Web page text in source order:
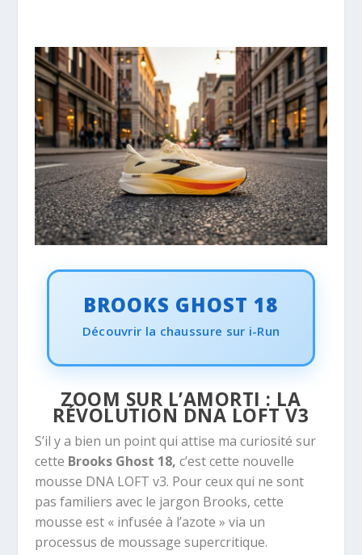
BROOKS GHOST 18
Découvrir la chaussure sur i-Run
ZOOM SUR L’AMORTI : LA
RÉVOLUTION DNA LOFT V3
S’il y a bien un point qui attise ma curiosité sur
cette Brooks Ghost 18, c’est cette nouvelle
mousse DNA LOFT v3. Pour ceux qui ne sont
pas familiers avec le jargon Brooks, cette
mousse est « infusée à l’azote » via un
processus de moussage supercritique.